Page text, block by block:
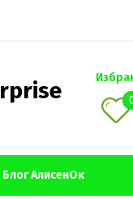
Блог АлисенОк